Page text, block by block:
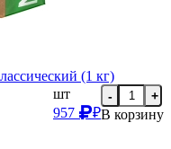
(1 кг)
шт
957
₽
- +
В корзину